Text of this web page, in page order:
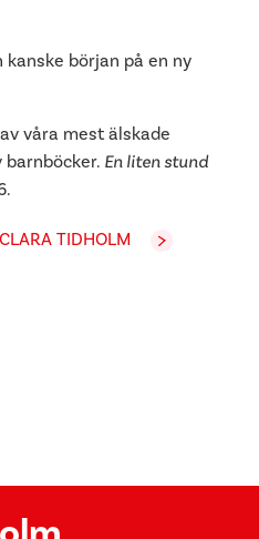
början på en ny
av våra mest älskade
En liten stund
TIDHOLM